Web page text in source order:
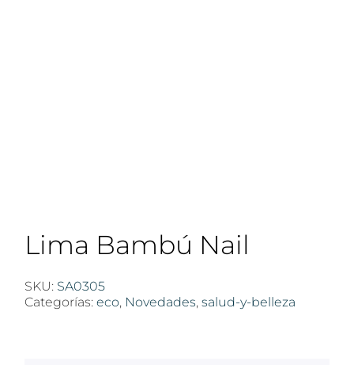
Lima Bambú Nail
SKU: SA0305
Categorías: eco, Novedades, salud-y-belleza